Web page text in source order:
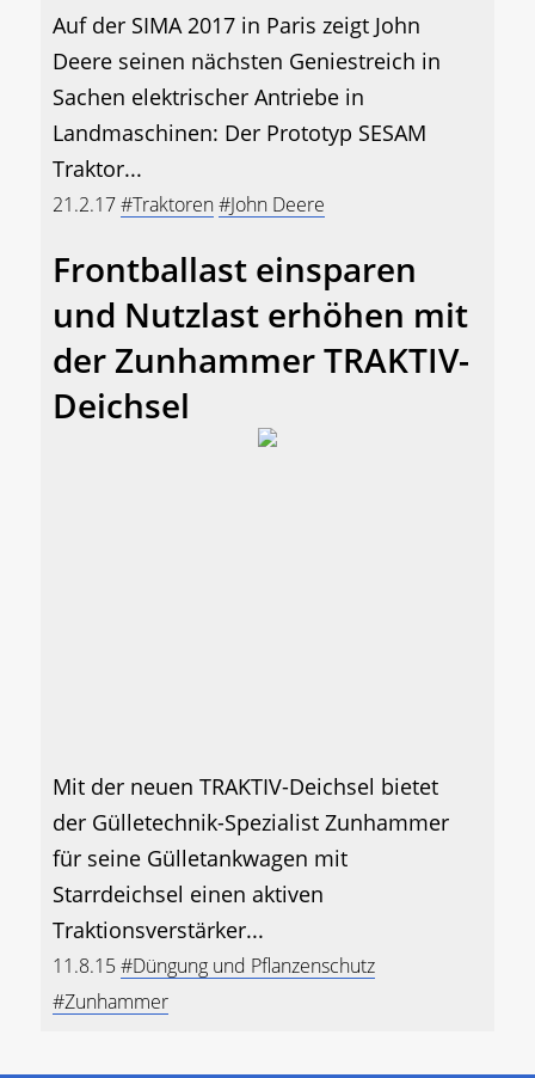
Auf der SIMA 2017 in Paris zeigt John
Deere seinen nächsten Geniestreich in
Sachen elektrischer Antriebe in
Landmaschinen: Der Prototyp SESAM
Traktor...
21.2.17#Traktoren#John Deere
Frontballast einsparen
und Nutzlast erhöhen mit
der Zunhammer TRAKTIV-
Deichsel
Mit der neuen TRAKTIV-Deichsel bietet
der Gülletechnik-Spezialist Zunhammer
für seine Gülletankwagen mit
Starrdeichsel einen aktiven
Traktionsverstärker...
11.8.15#Düngung und Pflanzenschutz
#Zunhammer